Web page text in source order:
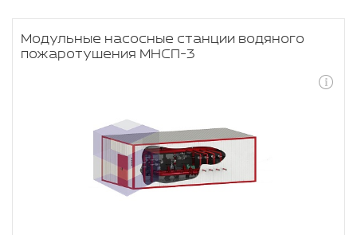
Модульные насосные станции водяного
пожаротушения МНСП-3